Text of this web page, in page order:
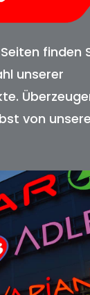
finden
unserer
von